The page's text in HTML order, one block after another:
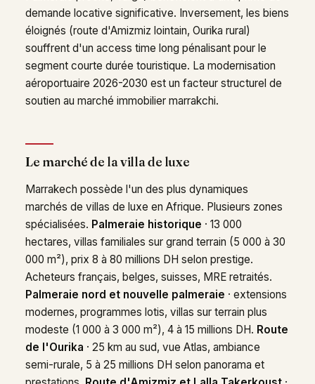
demande locative significative. Inversement, les biens
éloignés (route d'Amizmiz lointain, Ourika rural)
souffrent d'un access time long pénalisant pour le
segment courte durée touristique. La modernisation
aéroportuaire 2026-2030 est un facteur structurel de
soutien au marché immobilier marrakchi.
Le marché de la villa de luxe
Marrakech possède l'un des plus dynamiques
marchés de villas de luxe en Afrique. Plusieurs zones
spécialisées. Palmeraie historique · 13 000
hectares, villas familiales sur grand terrain (5 000 à 30
000 m²), prix 8 à 80 millions DH selon prestige.
Acheteurs français, belges, suisses, MRE retraités.
Palmeraie nord et nouvelle palmeraie · extensions
modernes, programmes lotis, villas sur terrain plus
modeste (1 000 à 3 000 m²), 4 à 15 millions DH. Route
de l'Ourika · 25 km au sud, vue Atlas, ambiance
semi-rurale, 5 à 25 millions DH selon panorama et